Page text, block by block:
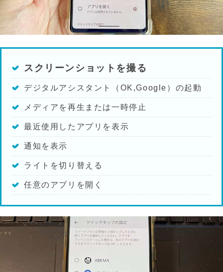
スクリーンショットを撮る
デジタルアシスタント（OK,Google）の起動
メディアを再生または一時停止
最近使用したアプリを表示
通知を表示
ライトを切り替える
任意のアプリを開く